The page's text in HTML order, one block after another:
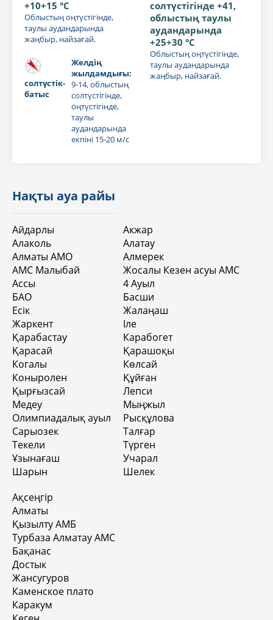
+10+15 °C
Облыстың оңтүстігінде,
таулы аудандарында
жаңбыр, найзағай.
солтүстік-
батыс
Желдің
жылдамдығы:
9-14, облыстың
солтүстігінде,
оңтүстігінде,
таулы
аудандарында
екпіні 15-20 м/с
солтүстігінде +41,
облыстың таулы
аудандарында
+25+30 °C
Облыстың оңтүстігінде,
таулы аудандарында
жаңбыр, найзағай.
Нақты ауа райы
Айдарлы
Алаколь
Алматы АМО
АМС Малыбай
Ассы
БАО
Есік
Жаркент
Қарабастау
Қарасай
Когалы
Коныролен
Қырғызсай
Медеу
Олимпиадалық ауыл
Сарыозек
Текели
Ұзынағаш
Шарын
Акжар
Алатау
Алмерек
Жосалы Кезен асуы АМС
4 Aуыл
Басши
Жалаңаш
Іле
Карабогет
Қарашоқы
Көлсай
Құйған
Лепси
Мыңжыл
Рысқұлова
Талғар
Түрген
Учарал
Шелек
Ақсеңгір
Алматы
Қызылту АМБ
Турбаза Алматау АМС
Бақанас
Достык
Жансугуров
Каменское плато
Каракум